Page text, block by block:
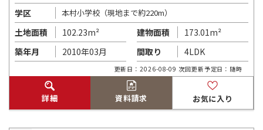
学区
本村小学校（現地まで約220m）
土地面積 102.23m² 建物面積
173.01m²
築年月
2010年03月 間取り 4LDK
更新日：2026-08-09 次回更新予定日：随時
詳細 資料請求 お気に入り